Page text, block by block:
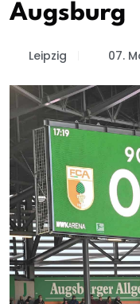
Augsburg
Leipzig 07.